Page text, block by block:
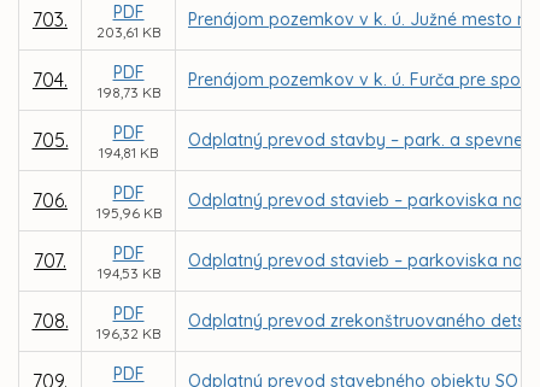
703. PDF
203,61 KB
Prenájom pozemkov v k. ú. Južné mesto
704. PDF
198,73 KB
Prenájom pozemkov v k. ú. Furča pre
705. PDF
194,81 KB
Odplatný prevod stavby – park. a
706. PDF
195,96 KB
Odplatný prevod stavieb – parkoviska na
707. PDF
194,53 KB
Odplatný prevod stavieb – parkoviska na
708. PDF
196,32 KB
Odplatný prevod zrekonštruovaného
709. PDF Odplatný prevod stavebného objektu SO